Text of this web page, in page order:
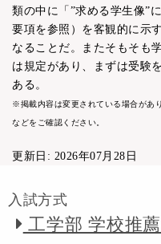
類の中に「”求める学生像”
要項を参照）を客観的に示
なることだ。またそもそも
は規定があり、まずは受験
ある。
※掲載内容は変更されている場合があ
などをご確認ください。
更新日: 2026年07月28日
入試方式
工学部 学校推